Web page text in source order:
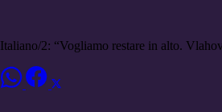
Italiano/2: “Vogliamo restare in alto.